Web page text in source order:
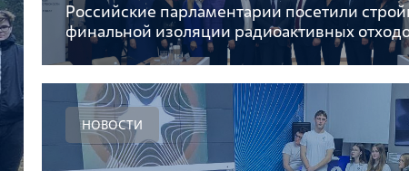
Российские парламентарии посетили
финальной изоляции радиоактивных
НОВОСТИ